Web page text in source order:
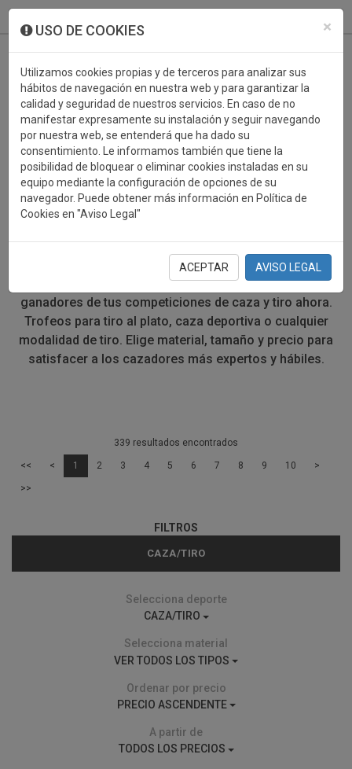
×
USO DE COOKIES
Utilizamos cookies propias y de terceros para analizar sus
hábitos de navegación en nuestra web y para garantizar la
calidad y seguridad de nuestros servicios. En caso de no
manifestar expresamente su instalación y seguir navegando
por nuestra web, se entenderá que ha dado su
consentimiento. Le informamos también que tiene la
posibilidad de bloquear o eliminar cookies instaladas en su
equipo mediante la configuración de opciones de su
navegador. Puede obtener más información en Política de
Cookies en "Aviso Legal"
ACEPTAR AVISO LEGAL
TROFEOS DEPORTIVOS
CAZA/TIRO
Después de una intensa competición de caza o de tiro
deportivo, el mejor momento es cuando el ganador
recibe su premio. Encuentra el trofeo perfecto para los
ganadores de tus competiciones de caza y tiro ahora.
Trofeos para tiro al plato, caza deportiva o cualquier
modalidad de tiro. Elige material, tamaño y precio para
satisfacer a los cazadores más expertos y hábiles.
339 resultados encontrados
<< < 1 2 3 4 5 6 7 8 9 10 >
>>
FILTROS
CAZA/TIRO
Selecciona deporte
CAZA/TIRO
Selecciona material
VER TODOS LOS TIPOS
Ordenar por precio
PRECIO ASCENDENTE
A partir de
TODOS LOS PRECIOS